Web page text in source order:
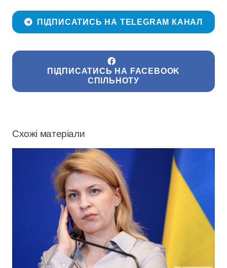
ПІДПИСАТИСЬ НА TELEGRAM КАНАЛ
ПІДПИСАТИСЬ НА FACEBOOK
СПІЛЬНОТУ
Схожі матеріали